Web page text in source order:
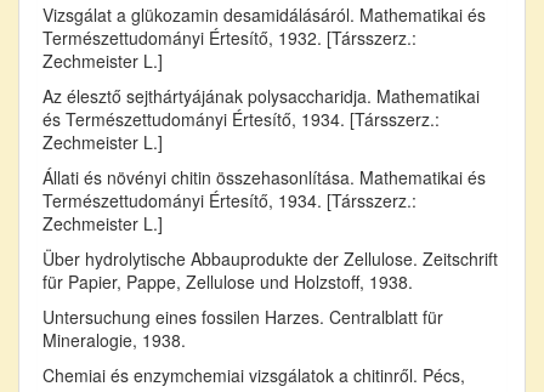
Vizsgálat a glükozamin desamidálásáról. Mathematikai és
Természettudományi Értesítő, 1932. [Társszerz.:
Zechmeister L.]
Az élesztő sejthártyájának polysaccharidja. Mathematikai
és Természettudományi Értesítő, 1934. [Társszerz.:
Zechmeister L.]
Állati és növényi chitin összehasonlítása. Mathematikai és
Természettudományi Értesítő, 1934. [Társszerz.:
Zechmeister L.]
Über hydrolytische Abbauprodukte der Zellulose. Zeitschrift
für Papier, Pappe, Zellulose und Holzstoff, 1938.
Untersuchung eines fossilen Harzes. Centralblatt für
Mineralogie, 1938.
Chemiai és enzymchemiai vizsgálatok a chitinről. Pécs,